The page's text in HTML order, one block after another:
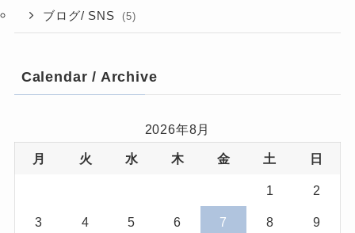
ブログ/ SNS (5)
Calendar / Archive
2026年8月
月 火 水 木 金 土 日
1 2
3 4 5 6 7 8 9